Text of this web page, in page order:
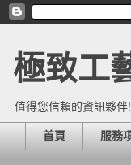
極致工
值得您信賴的資訊夥伴!
首頁 服務